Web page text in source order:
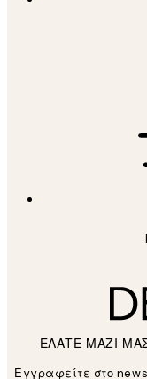
ΕΛΑΤΕ ΜΑΖΙ
Εγγραφείτε στο